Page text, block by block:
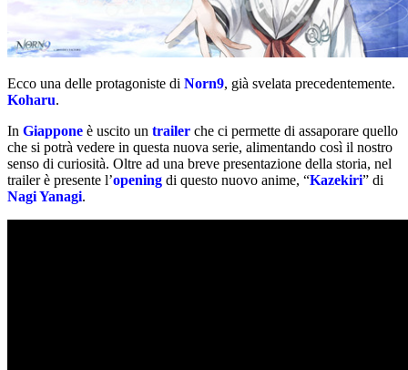
Ecco una delle protagoniste di Norn9, già svelata precedentemente.
Koharu.
In Giappone è uscito un trailer che ci permette di assaporare quello
che si potrà vedere in questa nuova serie, alimentando così il nostro
senso di curiosità. Oltre ad una breve presentazione della storia, nel
trailer è presente l’opening di questo nuovo anime, “Kazekiri” di
Nagi Yanagi.